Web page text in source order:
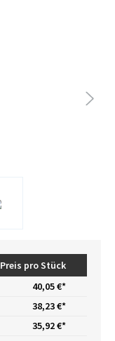
Preis pro Stück
40,05 €*
38,23 €*
35,92 €*